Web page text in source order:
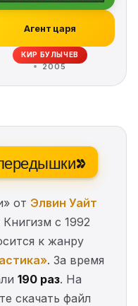
Агент царя
КИР БУЛЫЧЕВ
2005
от Элвин Уайт
с 1992
к жанру
. За время
190 раз. На
скачать файл